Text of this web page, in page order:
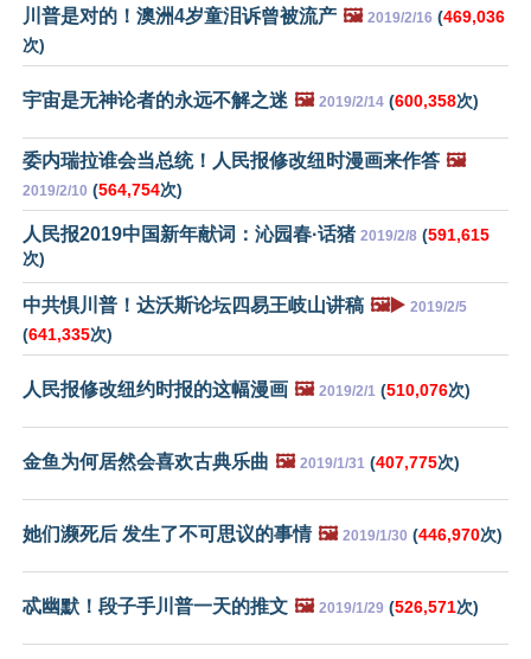
川普是对的！澳洲4岁童泪诉曾被流产 🖼️ 2019/2/16 (469,036
次)
宇宙是无神论者的永远不解之迷 🖼️ 2019/2/14 (600,358次)
委内瑞拉谁会当总统！人民报修改纽时漫画来作答 🖼️
2019/2/10 (564,754次)
人民报2019中国新年献词：沁园春·话猪 2019/2/8 (591,615
次)
中共惧川普！达沃斯论坛四易王岐山讲稿 🖼️▶️ 2019/2/5
(641,335次)
人民报修改纽约时报的这幅漫画 🖼️ 2019/2/1 (510,076次)
金鱼为何居然会喜欢古典乐曲 🖼️ 2019/1/31 (407,775次)
她们濒死后 发生了不可思议的事情 🖼️ 2019/1/30 (446,970次)
忒幽默！段子手川普一天的推文 🖼️ 2019/1/29 (526,571次)